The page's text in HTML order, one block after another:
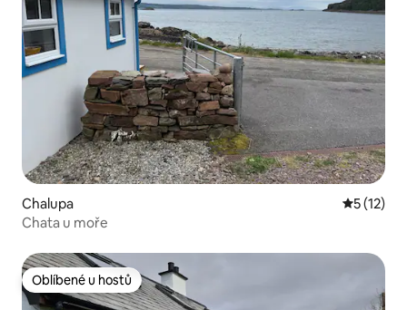
Chalupa
5 (12)
Chata u moře
Oblíbené u hostů
Oblíbené u hostů